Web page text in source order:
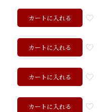
カートに入れる
カートに入れる
カートに入れる
カートに入れる